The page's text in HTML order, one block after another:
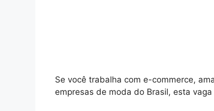
Se você trabalha com e-commerce,
empresas de moda do Brasil, esta